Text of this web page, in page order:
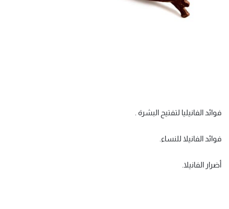
فوائد الفانيليا لتفتيح البشرة .
فوائد الفانيلا للنساء.
أضرار الفانيلا.